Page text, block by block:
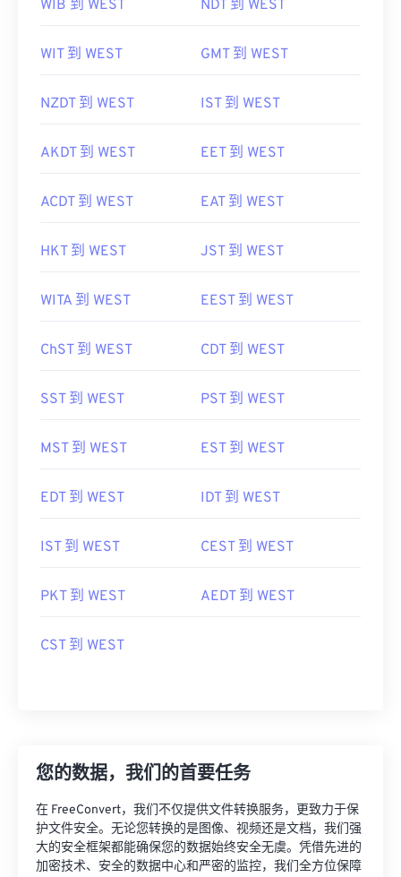
WIB 到 WEST NDT 到 WEST
WIT 到 WEST GMT 到 WEST
NZDT 到 WEST IST 到 WEST
AKDT 到 WEST EET 到 WEST
ACDT 到 WEST EAT 到 WEST
HKT 到 WEST JST 到 WEST
WITA 到 WEST EEST 到 WEST
ChST 到 WEST CDT 到 WEST
SST 到 WEST PST 到 WEST
MST 到 WEST EST 到 WEST
EDT 到 WEST IDT 到 WEST
IST 到 WEST CEST 到 WEST
PKT 到 WEST AEDT 到 WEST
CST 到 WEST
您的数据，我们的首要任务
在 FreeConvert，我们不仅提供文件转换服务，更致力于保
护文件安全。无论您转换的是图像、视频还是文档，我们强
大的安全框架都能确保您的数据始终安全无虞。凭借先进的
加密技术、安全的数据中心和严密的监控，我们全方位保障